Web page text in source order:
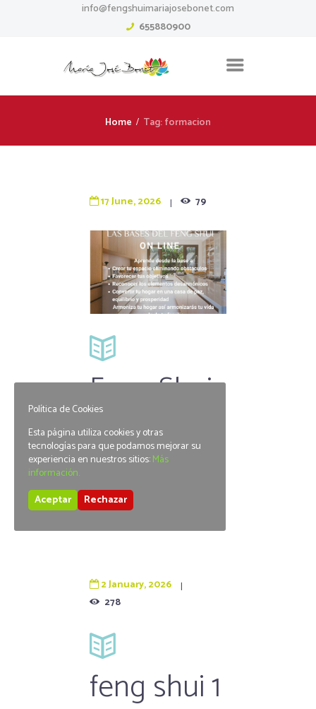
info@fengshuimariajosebonet.com
655880900
Home Tag: formacion
17 June, 2026 79
Feng Shui
1 nivel
READ MORE
2 January, 2026
278
feng shui 1
Política de Cookies
Esta página utiliza cookies y otras
tecnologías para que podamos mejorar su
experiencia en nuestros sitios:Más
información.
Aceptar
Rechazar